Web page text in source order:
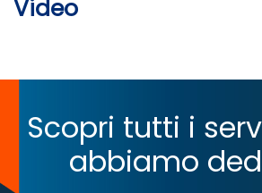
Video
Scopri tutti i
abbiamo